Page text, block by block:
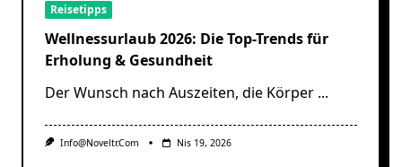
Reisetipps
Wellnessurlaub 2026: Die Top-Trends für
Erholung & Gesundheit
Der Wunsch nach Auszeiten, die Körper ...
Info@noveltr.com Nis 19, 2026